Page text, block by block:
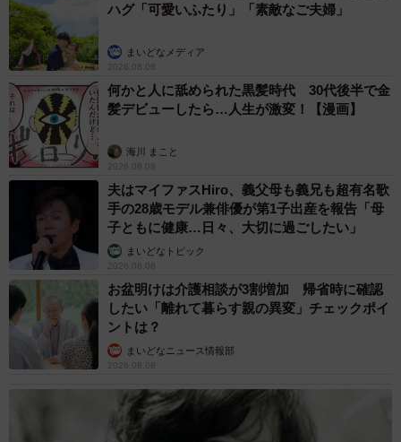
き、気持ち良いんですかね？」
「終わった後噛みつかれそう…」
「可愛い ぎも"ぢい"い"ーー」
「笑！！！ でもじっとしてるってことは‥気持ちいいの
かな‥」
「目だけ見てると少しは気持ちいいのかな…」
◇ ◇
■Twitter:「彩華 柴犬 華ちゃん 3歳」（@siba_hana1201）
https://twitter.com/siba_hana1201
ハグ「可愛いふたり」「素敵なご夫婦」
まいどなメディア
2026.08.08
何かと人に舐められた黒髪時代 30代後半で金
髪デビューしたら…人生が激変！【漫画】
海川 まこと
2026.08.08
夫はマイファスHiro、義父母も義兄も超有名歌
手の28歳モデル兼俳優が第1子出産を報告「母
子ともに健康…日々、大切に過ごしたい」
まいどなトピック
2026.08.08
お盆明けは介護相談が3割増加 帰省時に確認
したい「離れて暮らす親の異変」チェックポイ
ントは？
まいどなニュース情報部
2026.08.08